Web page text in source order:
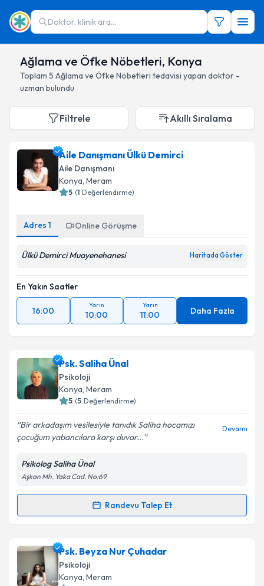
Doktor, klinik ara...
Ağlama ve Öfke Nöbetleri, Konya
Toplam 5 Ağlama ve Öfke Nöbetleri tedavisi yapan doktor -
uzman bulundu
Filtrele Akıllı Sıralama
Aile Danışmanı Ülkü Demirci
Aile Danışmanı
Konya, Meram
5 (1 Değerlendirme)
Adres 1 Online Görüşme
Ülkü Demirci Muayenehanesi Haritada Göster
En Yakın Saatler
16:00
Yarın
10:00
Yarın
11:00 Daha Fazla
Psk. Saliha Ünal
Psikoloji
Konya, Meram
5 (5 Değerlendirme)
Bir arkadaşım vesilesiyle tanıdık Saliha hocamızı
çocuğum yabancılara karşı duvar...
Devamı
Psikolog Saliha Ünal
Aşkan Mh. Yaka Cad. No:69
Randevu Talep Et
Randevu Takvimi Talebi
Psk. Saliha Ünaliçin randevu takvimi talebi oluşturun.
Size bu uzmandan randevu almanız için bir takvim
hazırlandığında e-posta ile bilgilendireceğiz.
Psk. Beyza Nur Çuhadar
Psikoloji
Konya, Meram